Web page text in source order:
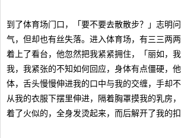
到了体育场门口，「要不要去散散步？」志明
气，但却也有丝失落。进入体育场，有三三两
着上了看台，他忽然把我紧紧拥住，「丽如，
我，我紧张的不知如何回应，身体有点僵硬，
体，舌头慢慢伸进我的口中与我的交缠，手却
从我的衣服下摆里伸进，隔着胸罩摸我的乳房
着了火似的，全身发烫起来，而后解开了我